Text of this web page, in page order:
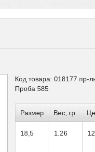
Код товара: 018177 пр-
Проба 585
Размер Вес, гр.
18,5 1.26